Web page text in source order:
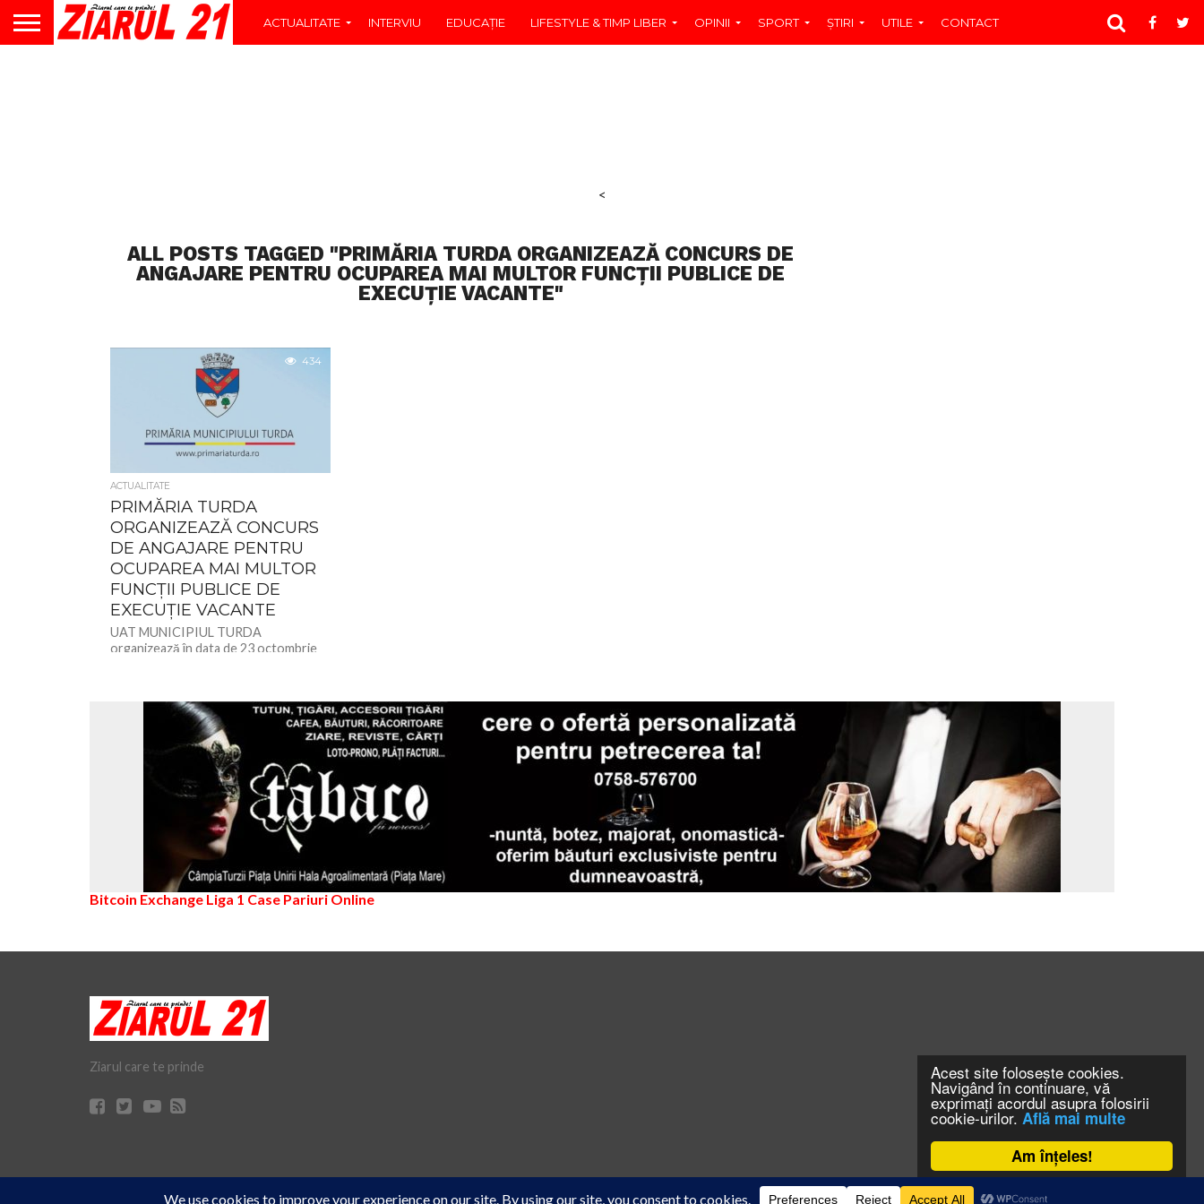
Am înțeles!
Acest site folosește cookies.
Navigând în continuare, vă
exprimați acordul asupra folosirii
cookie-urilor. Află mai multe
Cookie Consent plugin for the EU cookie law
ACTUALITATE INTERVIU EDUCAŢIE LIFESTYLE & TIMP LIBER OPINII SPORT ŞTIRI UTILE CONTACT
<
ALL POSTS TAGGED "PRIMĂRIA TURDA ORGANIZEAZĂ CONCURS DE
ANGAJARE PENTRU OCUPAREA MAI MULTOR FUNCŢII PUBLICE DE
EXECUŢIE VACANTE"
434
ACTUALITATE
PRIMĂRIA TURDA
ORGANIZEAZĂ CONCURS
DE ANGAJARE PENTRU
OCUPAREA MAI MULTOR
FUNCŢII PUBLICE DE
EXECUŢIE VACANTE
UAT MUNICIPIUL TURDA
organizează în data de 23 octombrie
Bitcoin Exchange Liga 1 Case Pariuri Online
Ziarul care te prinde
CONTACT CLAUS WEB DESIGN & HOSTING
© Ziarul 21 Turda | Materialele de pe acest site pot fi preluate doar cu acordul scris al reprezentanţilor